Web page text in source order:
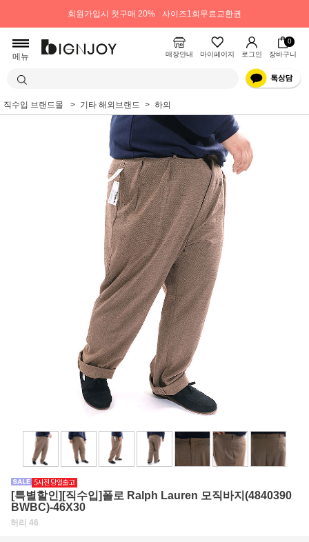
회원가입시 첫구매 20% 사이즈1회무료교환권
메뉴 매장안내 마이페이지 로그인
0
장바구니
직수입 브랜드몰 기타 해외브랜드 하의
[특별할인][직수입]폴로 Ralph Lauren 모직바지(4840390
BWBC)-46X30
허리 46